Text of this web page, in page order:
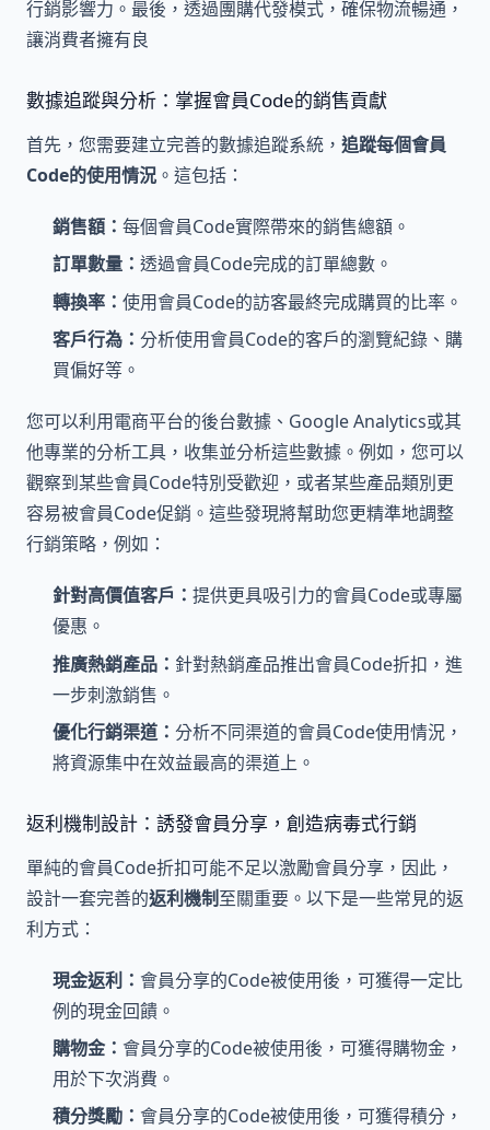
行銷影響力。最後，透過團購代發模式，確保物流暢通，
讓消費者擁有良
數據追蹤與分析：掌握會員Code的銷售貢獻
首先，您需要建立完善的數據追蹤系統， 追蹤每個會員
Code的使用情況 。這包括：
銷售額： 每個會員Code實際帶來的銷售總額。
訂單數量： 透過會員Code完成的訂單總數。
轉換率： 使用會員Code的訪客最終完成購買的比率。
客戶行為： 分析使用會員Code的客戶的瀏覽紀錄、購
買偏好等。
您可以利用電商平台的後台數據、Google Analytics或其
他專業的分析工具，收集並分析這些數據。例如，您可以
觀察到某些會員Code特別受歡迎，或者某些產品類別更
容易被會員Code促銷。這些發現將幫助您更精準地調整
行銷策略，例如：
針對高價值客戶： 提供更具吸引力的會員Code或專屬
優惠。
推廣熱銷產品： 針對熱銷產品推出會員Code折扣，進
一步刺激銷售。
優化行銷渠道： 分析不同渠道的會員Code使用情況，
將資源集中在效益最高的渠道上。
返利機制設計：誘發會員分享，創造病毒式行銷
單純的會員Code折扣可能不足以激勵會員分享，因此，
設計一套完善的返利機制至關重要。以下是一些常見的返
利方式：
現金返利： 會員分享的Code被使用後，可獲得一定比
例的現金回饋。
購物金： 會員分享的Code被使用後，可獲得購物金，
用於下次消費。
積分獎勵： 會員分享的Code被使用後，可獲得積分，